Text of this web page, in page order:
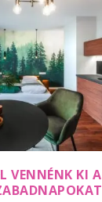
VENNÉNK KI A